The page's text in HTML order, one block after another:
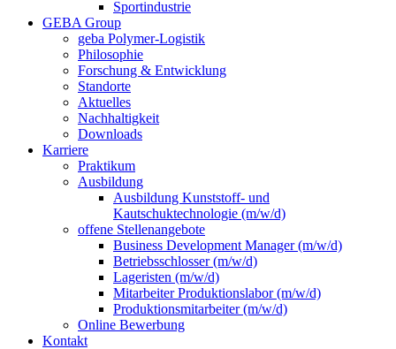
Sportindustrie
GEBA Group
geba Polymer-Logistik
Philosophie
Forschung & Entwicklung
Standorte
Aktuelles
Nachhaltigkeit
Downloads
Karriere
Praktikum
Ausbildung
Ausbildung Kunststoff- und
Kautschuktechnologie (m/w/d)
offene Stellenangebote
Business Development Manager (m/w/d)
Betriebsschlosser (m/w/d)
Lageristen (m/w/d)
Mitarbeiter Produktionslabor (m/w/d)
Produktionsmitarbeiter (m/w/d)
Online Bewerbung
Kontakt